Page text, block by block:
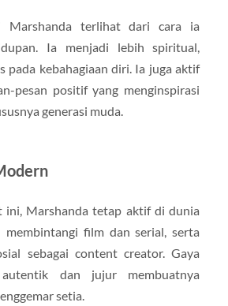
Marshanda terlihat dari cara ia
Ia menjadi lebih spiritual,
pada kebahagiaan diri. Ia juga aktif
pesan positif yang menginspirasi
generasi muda.
ini, Marshanda tetap aktif di dunia
membintangi film dan serial, serta
sebagai content creator. Gaya
dan jujur membuatnya
setia.